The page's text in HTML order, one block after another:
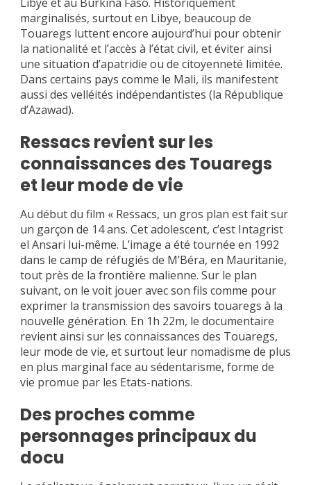
marginalisés, surtout en Libye, beaucoup de
Touaregs luttent encore aujourd’hui pour obtenir
la nationalité et l’accès à l’état civil, et éviter ainsi
une situation d’apatridie ou de citoyenneté limitée.
Dans certains pays comme le Mali, ils manifestent
aussi des velléités indépendantistes (la République
d’Azawad).
Ressacs revient sur les
connaissances des Touaregs
et leur mode de vie
Au début du film « Ressacs, un gros plan est fait sur
un garçon de 14 ans. Cet adolescent, c’est Intagrist
el Ansari lui-même. L’image a été tournée en 1992
dans le camp de réfugiés de M’Béra, en Mauritanie,
tout près de la frontière malienne. Sur le plan
suivant, on le voit jouer avec son fils comme pour
exprimer la transmission des savoirs touaregs à la
nouvelle génération. En 1h 22m, le documentaire
revient ainsi sur les connaissances des Touaregs,
leur mode de vie, et surtout leur nomadisme de plus
en plus marginal face au sédentarisme, forme de
vie promue par les Etats-nations.
Des proches comme
personnages principaux du
docu